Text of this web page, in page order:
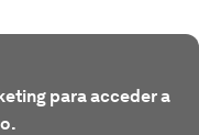
para acceder a